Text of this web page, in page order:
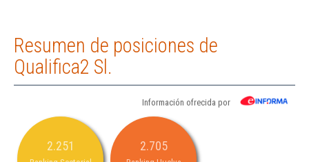
Resumen de posiciones de
Qualifica2 Sl.
Información ofrecida por
2.251 2.705